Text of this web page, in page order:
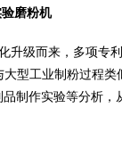
磨粉机
升级而来，多项专
型工业制粉过程类
制作实验等分析，